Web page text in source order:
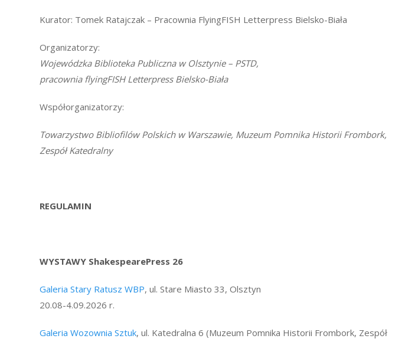
Kurator: Tomek Ratajczak – Pracownia FlyingFISH Letterpress Bielsko-Biała
Organizatorzy:
Wojewódzka Biblioteka Publiczna w Olsztynie – PSTD,
pracownia flyingFISH Letterpress Bielsko-Biała
Współorganizatorzy:
Towarzystwo Bibliofilów Polskich w Warszawie, Muzeum Pomnika Historii Frombork,
Zespół Katedralny
REGULAMIN
WYSTAWY ShakespearePress 26
Galeria Stary Ratusz WBP, ul. Stare Miasto 33, Olsztyn
20.08-4.09.2026 r.
Galeria Wozownia Sztuk, ul. Katedralna 6 (Muzeum Pomnika Historii Frombork, Zespół